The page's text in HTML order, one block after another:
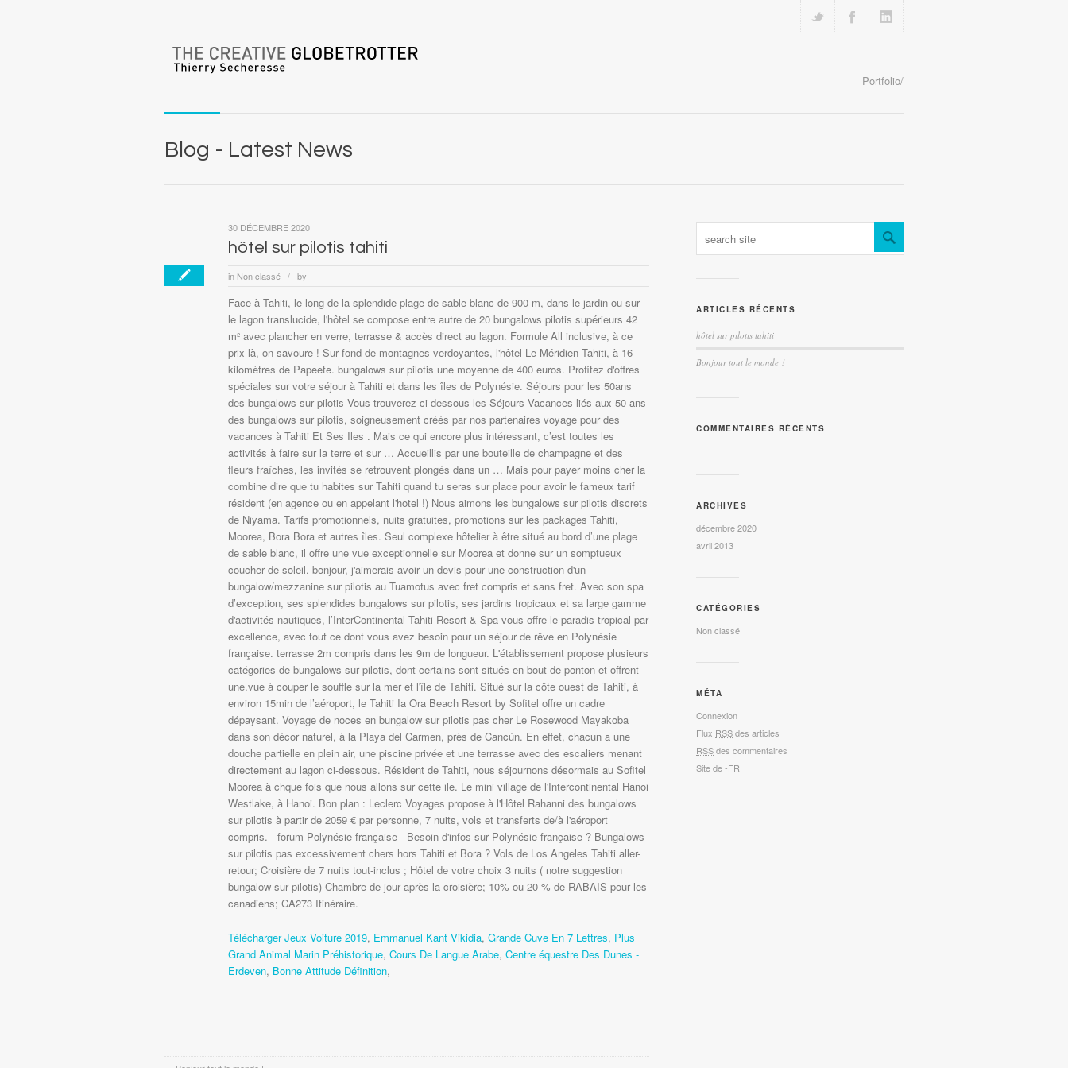
Portfolio/
Blog - Latest News
hôtel sur pilotis tahiti
in Non classé / by
30 DÉCEMBRE 2020
Face à Tahiti, le long de la splendide plage de sable blanc de 900 m, dans le jardin ou sur
le lagon translucide, l'hôtel se compose entre autre de 20 bungalows pilotis supérieurs 42
m² avec plancher en verre, terrasse & accès direct au lagon. Formule All inclusive, à ce
prix là, on savoure ! Sur fond de montagnes verdoyantes, l'hôtel Le Méridien Tahiti, à 16
kilomètres de Papeete. bungalows sur pilotis une moyenne de 400 euros. Profitez d'offres
spéciales sur votre séjour à Tahiti et dans les îles de Polynésie. Séjours pour les 50ans
des bungalows sur pilotis Vous trouverez ci-dessous les Séjours Vacances liés aux 50 ans
des bungalows sur pilotis, soigneusement créés par nos partenaires voyage pour des
vacances à Tahiti Et Ses Îles . Mais ce qui encore plus intéressant, c’est toutes les
activités à faire sur la terre et sur … Accueillis par une bouteille de champagne et des
fleurs fraîches, les invités se retrouvent plongés dans un … Mais pour payer moins cher la
combine dire que tu habites sur Tahiti quand tu seras sur place pour avoir le fameux tarif
résident (en agence ou en appelant l'hotel !) Nous aimons les bungalows sur pilotis discrets
de Niyama. Tarifs promotionnels, nuits gratuites, promotions sur les packages Tahiti,
Moorea, Bora Bora et autres îles. Seul complexe hôtelier à être situé au bord d’une plage
de sable blanc, il offre une vue exceptionnelle sur Moorea et donne sur un somptueux
coucher de soleil. bonjour, j'aimerais avoir un devis pour une construction d'un
bungalow/mezzanine sur pilotis au Tuamotus avec fret compris et sans fret. Avec son spa
d’exception, ses splendides bungalows sur pilotis, ses jardins tropicaux et sa large gamme
d'activités nautiques, l’InterContinental Tahiti Resort & Spa vous offre le paradis tropical par
excellence, avec tout ce dont vous avez besoin pour un séjour de rêve en Polynésie
française. terrasse 2m compris dans les 9m de longueur. L'établissement propose plusieurs
catégories de bungalows sur pilotis, dont certains sont situés en bout de ponton et offrent
une.vue à couper le souffle sur la mer et l'île de Tahiti. Situé sur la côte ouest de Tahiti, à
environ 15min de l’aéroport, le Tahiti Ia Ora Beach Resort by Sofitel offre un cadre
dépaysant. Voyage de noces en bungalow sur pilotis pas cher Le Rosewood Mayakoba
dans son décor naturel, à la Playa del Carmen, près de Cancún. En effet, chacun a une
douche partielle en plein air, une piscine privée et une terrasse avec des escaliers menant
directement au lagon ci-dessous. Résident de Tahiti, nous séjournons désormais au Sofitel
Moorea à chque fois que nous allons sur cette ile. Le mini village de l'Intercontinental Hanoi
Westlake, à Hanoi. Bon plan : Leclerc Voyages propose à l'Hôtel Rahanni des bungalows
sur pilotis à partir de 2059 € par personne, 7 nuits, vols et transferts de/à l'aéroport
compris. - forum Polynésie française - Besoin d'infos sur Polynésie française ? Bungalows
sur pilotis pas excessivement chers hors Tahiti et Bora ? Vols de Los Angeles Tahiti aller-
retour; Croisière de 7 nuits tout-inclus ; Hôtel de votre choix 3 nuits ( notre suggestion
bungalow sur pilotis) Chambre de jour après la croisière; 10% ou 20 % de RABAIS pour les
canadiens; CA273 Itinéraire.
Télécharger Jeux Voiture 2019, Emmanuel Kant Vikidia, Grande Cuve En 7 Lettres, Plus
Grand Animal Marin Préhistorique, Cours De Langue Arabe, Centre équestre Des Dunes -
Erdeven, Bonne Attitude Définition,
ARTICLES RÉCENTS
hôtel sur pilotis tahiti
Bonjour tout le monde !
COMMENTAIRES RÉCENTS
ARCHIVES
décembre 2020
avril 2013
CATÉGORIES
Non classé
MÉTA
Connexion
Flux RSSdes articles
RSSdes commentaires
Site de -FR